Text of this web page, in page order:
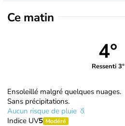
Ce matin
4°
Ressenti 3°
Ensoleillé malgré quelques nuages.
Sans précipitations.
Aucun risque de pluie
Indice UV5 Modéré